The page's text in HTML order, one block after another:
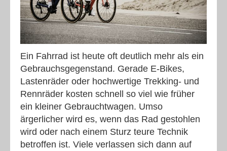
Ein Fahrrad ist heute oft deutlich mehr als ein
Gebrauchsgegenstand. Gerade E-Bikes,
Lastenräder oder hochwertige Trekking- und
Rennräder kosten schnell so viel wie früher
ein kleiner Gebrauchtwagen. Umso
ärgerlicher wird es, wenn das Rad gestohlen
wird oder nach einem Sturz teure Technik
betroffen ist. Viele verlassen sich dann auf